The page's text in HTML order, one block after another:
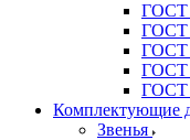
ГОСТ
ГОСТ
ГОСТ
ГОСТ
ГОСТ
Комплектующие
Звенья